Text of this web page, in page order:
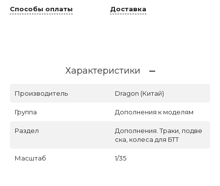
Способы оплаты Доставка
Характеристики
Производитель Dragon (Китай)
Группа Дополнения к моделям
Раздел
Дополнения. Траки, подве
ска, колеса для БТТ
Масштаб 1/35